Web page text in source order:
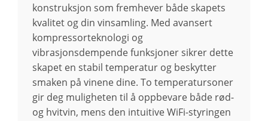
konstruksjon som fremhever både skapets
kvalitet og din vinsamling. Med avansert
kompressorteknologi og
vibrasjonsdempende funksjoner sikrer dette
skapet en stabil temperatur og beskytter
smaken på vinene dine. To temperatursoner
gir deg muligheten til å oppbevare både rød-
og hvitvin, mens den intuitive WiFi-styringen